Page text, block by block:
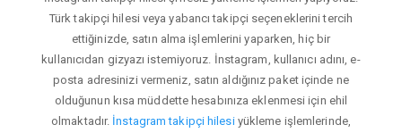
Türk takipçi hilesi veya yabancı takipçi seçeneklerini tercih
ettiğinizde, satın alma işlemlerini yaparken, hiç bir
kullanıcıdan gizyazı istemiyoruz. İnstagram, kullanıcı adını, e-
posta adresinizi vermeniz, satın aldığınız paket içinde ne
olduğunun kısa müddette hesabınıza eklenmesi için ehil
olmaktadır. İnstagram takipçi hilesiyükleme işlemlerinde,